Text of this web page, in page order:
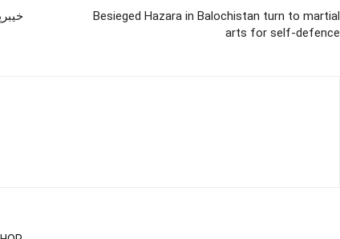
Besieged Hazara in Balochistan turn to martial
arts for self-defence